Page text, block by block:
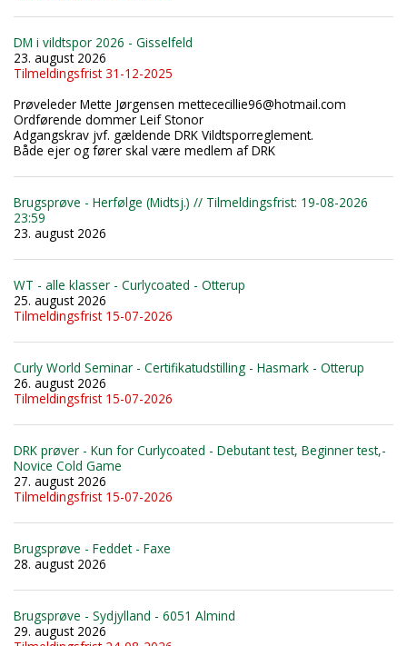
DM i vildtspor 2026 - Gisselfeld
23. august 2026
Tilmeldingsfrist 31-12-2025
Prøveleder Mette Jørgensen mettececillie96@hotmail.com
Ordførende dommer Leif Stonor
Adgangskrav jvf. gældende DRK Vildtsporreglement.
Både ejer og fører skal være medlem af DRK
Brugsprøve - Herfølge (Midtsj.) // Tilmeldingsfrist: 19-08-2026
23:59
23. august 2026
WT - alle klasser - Curlycoated - Otterup
25. august 2026
Tilmeldingsfrist 15-07-2026
Curly World Seminar - Certifikatudstilling - Hasmark - Otterup
26. august 2026
Tilmeldingsfrist 15-07-2026
DRK prøver - Kun for Curlycoated - Debutant test, Beginner test,-
Novice Cold Game
27. august 2026
Tilmeldingsfrist 15-07-2026
Brugsprøve - Feddet - Faxe
28. august 2026
Brugsprøve - Sydjylland - 6051 Almind
29. august 2026